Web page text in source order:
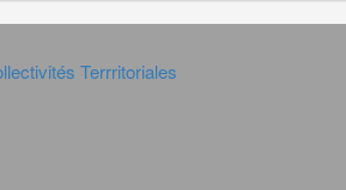
Terrritoriales